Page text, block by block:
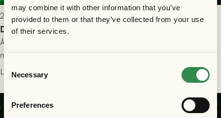
may combine it with other information that you’ve
provided to them or that they’ve collected from your use
of their services.
Selection
Necessary
Preferences
2026-07-26 21:00
Delad poäng mot Halmstads BK
Åter i Allsvenskan stod Halmstads BK för motståndet i en
match som vägde tungt till fördel för GAIS, men där poängen
delades efter dramatik på tilläggstid.
Läs mer